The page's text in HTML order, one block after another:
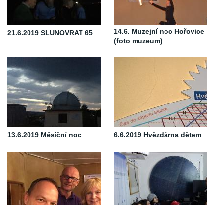
21.6.2019 SLUNOVRAT 65
14.6. Muzejní noc Hořovice
(foto muzeum)
13.6.2019 Měsíční noc 6.6.2019 Hvězdárna dětem